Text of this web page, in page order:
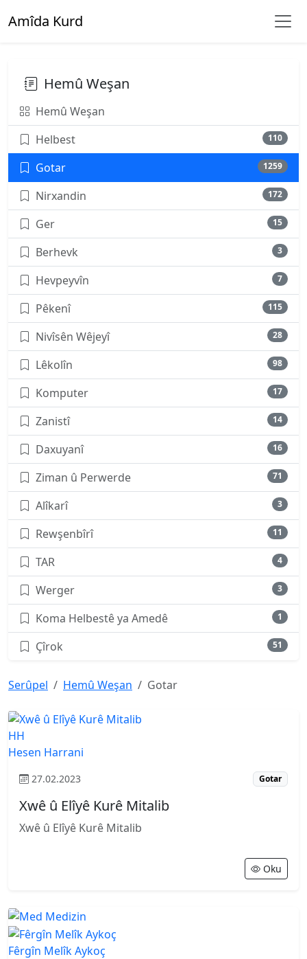
Amîda Kurd
Hemû Weşan
Hemû Weşan
Helbest
110
Gotar 1259
Nirxandin 172
Ger 15
Berhevk 3
Hevpeyvîn 7
Pêkenî 115
Nivîsên Wêjeyî 28
Lêkolîn 98
Komputer 17
Zanistî 14
Daxuyanî 16
Ziman û Perwerde 71
Alîkarî 3
Rewşenbîrî 11
TAR 4
Werger 3
Koma Helbestê ya Amedê 1
Çîrok 51
Serûpel Hemû Weşan Gotar
HH
Hesen Harrani
27.02.2023 Gotar
Xwê û Elîyê Kurê Mitalib
Xwê û Elîyê Kurê Mitalib
Oku
Fêrgîn Melîk Aykoç